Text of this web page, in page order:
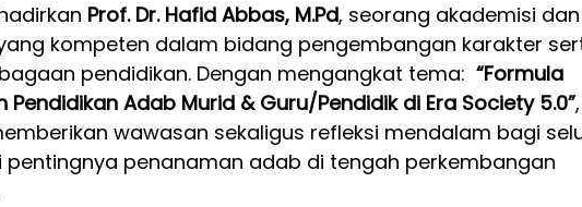
Prof. Dr. Hafid Abbas, M.Pd, seorang akademisi
kompeten dalam bidang pengembangan karakter
pendidikan. Dengan mengangkat tema: “Formula
Pendidikan Adab Murid & Guru/Pendidik di Era Society 5.0”
wawasan sekaligus refleksi mendalam bagi
pentingnya penanaman adab di tengah perkembangan